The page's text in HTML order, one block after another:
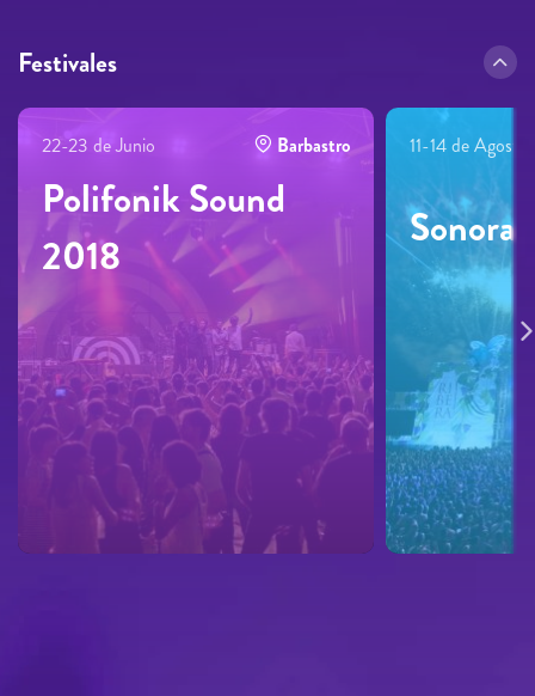
Festivales
22-23 de Junio Barbastro
Polifonik Sound
2018
11-14 de Agosto